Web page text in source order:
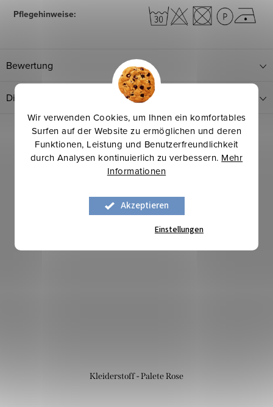
Wir verwenden Cookies, um Ihnen ein komfortables
Surfen auf der Website zu ermöglichen und deren
Funktionen, Leistung und Benutzerfreundlichkeit
durch Analysen kontinuierlich zu verbessern. Mehr
Informationen
Akzeptieren
Einstellungen
Pflegehinweise:
Bewertung
Diskussion
Kleiderstoff - Palete Rose